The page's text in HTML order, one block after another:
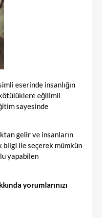
eserinde insanlığın
eğilimli
sayesinde
gelir ve insanların
bilgi ile seçerek mümkün
yapabilen
yorumlarınızı